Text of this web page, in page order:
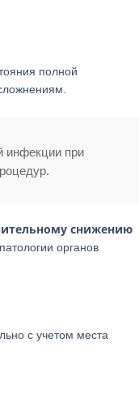
полной
инфекции при
снижению
органов
с учетом места